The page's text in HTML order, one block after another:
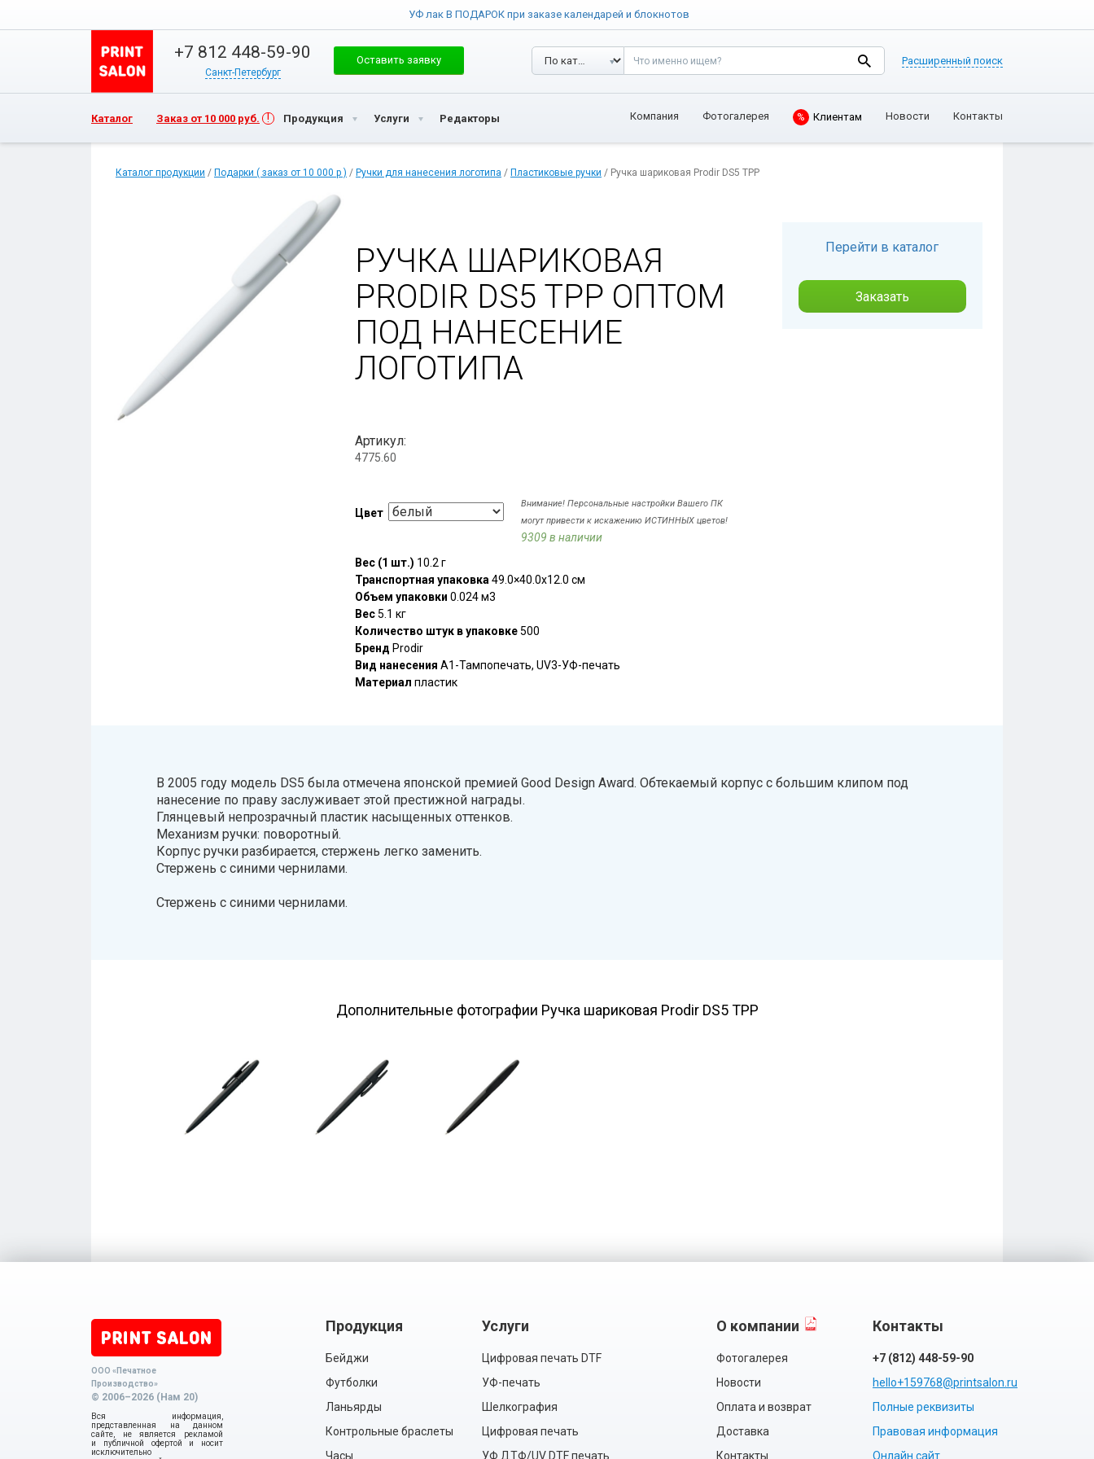
УФ лак В ПОДАРОК при заказе календарей и блокнотов
+7 812 448-59-90
Санкт-Петербург
Оставить заявку Расширенный поиск
Каталог Заказ от 10 000 руб. Продукция Услуги Редакторы Компания Фотогалерея % Клиентам Новости Контакты
Каталог продукции / Подарки ( заказ от 10 000 р ) / Ручки для нанесения логотипа / Пластиковые ручки / Ручка шариковая Prodir DS5 TPP
РУЧКА ШАРИКОВАЯ
PRODIR DS5 TPP ОПТОМ
ПОД НАНЕСЕНИЕ
ЛОГОТИПА
Артикул:
4775.60
Цвет
Внимание! Персональные настройки Вашего ПК
могут привести к искажению ИСТИННЫХ цветов!
9309 в наличии
Вес (1 шт.) 10.2 г
Транспортная упаковка 49.0×40.0x12.0 см
Объем упаковки 0.024 м3
Вес5.1 кг
Количество штук в упаковке500
Бренд Prodir
Вид нанесения A1-Тампопечать, UV3-УФ-печать
Материал пластик
Перейти в каталог
Заказать
В 2005 году модель DS5 была отмечена японской премией Good Design Award. Обтекаемый корпус с большим клипом под
нанесение по праву заслуживает этой престижной награды.
Глянцевый непрозрачный пластик насыщенных оттенков.
Механизм ручки: поворотный.
Корпус ручки разбирается, стержень легко заменить.
Стержень с синими чернилами.
Стержень с синими чернилами.
Дополнительные фотографии Ручка шариковая Prodir DS5 TPP
ООО «Печатное
Производство»
© 2006–2026 (Нам 20)
Вся информация,
представленная на данном
сайте, не является рекламой
и публичной офертой и носит
исключительно
Продукция
Бейджи
Футболки
Ланьярды
Контрольные браслеты
Часы
Услуги
Цифровая печать DTF
УФ-печать
Шелкография
Цифровая печать
УФ ДТФ/UV DTF печать
О компании
Фотогалерея
Новости
Оплата и возврат
Доставка
Контакты
Контакты
+7 (812) 448-59-90
hello+159768@printsalon.ru
Полные реквизиты
Правовая информация
Онлайн сайт